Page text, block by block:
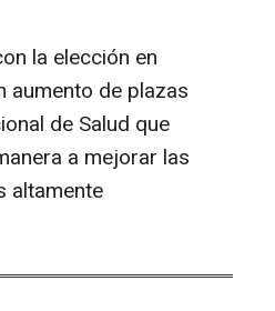
la elección en
aumento de plazas
de Salud que
a mejorar las
altamente